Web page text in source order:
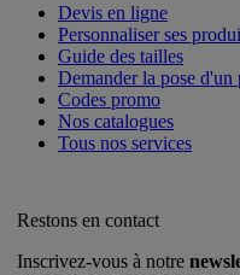
Devis en ligne
Personnaliser ses
Guide des tailles
Demander la pose d'un
Codes promo
Nos catalogues
Tous nos services
Restons en contact
Inscrivez-vous à notre